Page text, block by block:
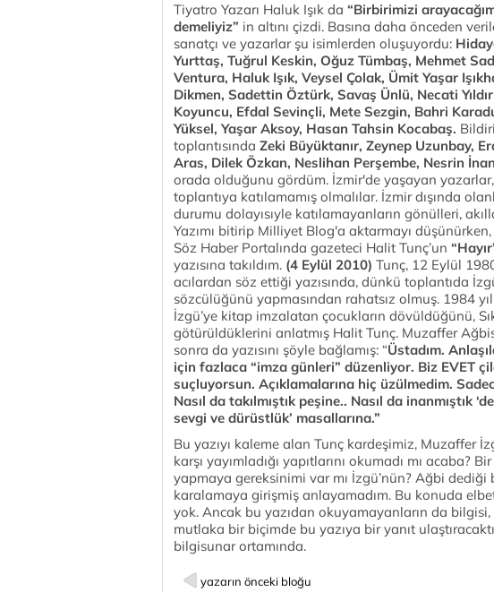
Tiyatro Yazarı Haluk Işık da “Birbirimizi
demeliyiz” in altını çizdi. Basına daha önceden
sanatçı ve yazarlar şu isimlerden oluşuyordu:
Yurttaş, Tuğrul Keskin, Oğuz Tümbaş, Mehmet
Ventura, Haluk Işık, Veysel Çolak, Ümit Yaşar
Dikmen, Sadettin Öztürk, Savaş Ünlü, Necati
Koyuncu, Efdal Sevinçli, Mete Sezgin, Bahri
Yüksel, Yaşar Aksoy, Hasan Tahsin Kocabaş.
toplantısında Zeki Büyüktanır, Zeynep Uzunbay,
Aras, Dilek Özkan, Neslihan Perşembe, Nesrin
orada olduğunu gördüm. İzmir'de yaşayan
toplantıya katılamamış olmalılar. İzmir dışında
durumu dolayısıyle katılamayanların gönülleri,
Yazımı bitirip Milliyet Blog'a aktarmayı
Söz Haber Portalında gazeteci Halit Tunç’un “
yazısına takıldım. (4 Eylül 2010) Tunç, 12 Eylül
acılardan söz ettiği yazısında, dünkü toplantıda
sözcülüğünü yapmasından rahatsız olmuş. 1984
İzgü’ye kitap imzalatan çocukların dövüldüğünü,
götürüldüklerini anlatmış Halit Tunç. Muzaffer
sonra da yazısını şöyle bağlamış: “Üstadım.
için fazlaca “imza günleri” düzenliyor. Biz EVET
suçluyorsun. Açıklamalarına hiç üzülmedim.
Nasıl da takılmıştık peşine.. Nasıl da inanmıştık
sevgi ve dürüstlük’ masallarına.”
Bu yazıyı kaleme alan Tunç kardeşimiz, Muzaffer
karşı yayımladığı yapıtlarını okumadı mı acaba?
yapmaya gereksinimi var mı İzgü’nün? Ağbi dediği
karalamaya girişmiş anlayamadım. Bu konuda
yok. Ancak bu yazıdan okuyamayanların da
mutlaka bir biçimde bu yazıya bir yanıt
bilgisunar ortamında.
yazarın önceki bloğu